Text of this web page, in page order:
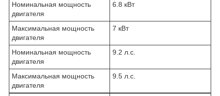
Номинальная мощность
двигателя
6.8 кВт
Максимальная мощность
двигателя
7 кВт
Номинальная мощность
двигателя
9.2 л.с.
Максимальная мощность
двигателя
9.5 л.с.